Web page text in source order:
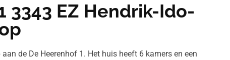
3343 EZ Hendrik-Ido-
de De Heerenhof 1. Het huis heeft 6 kamers en een